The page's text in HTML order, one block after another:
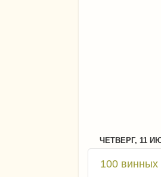
ЧЕТВЕРГ, 11
100